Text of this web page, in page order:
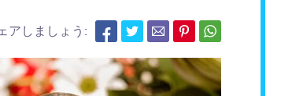
アしましょう: